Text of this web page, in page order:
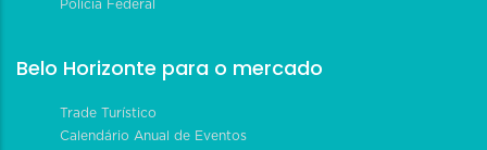
Polícia Federal
Belo Horizonte para o mercado
Trade Turístico
Calendário Anual de Eventos